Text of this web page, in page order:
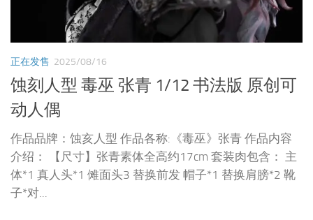
正在发售 2025/08/16
蚀刻人型 毒巫 张青 1/12 书法版 原创可
动人偶
作品品牌：蚀亥人型 作品各称:《毒巫》张青 作品内容
介绍： 【尺寸】张青素体全高约17cm 套装肉包含： 主
体*1 真人头*1 傩面头3 替换前发 帽子*1 替换肩膀*2 靴
子*对...